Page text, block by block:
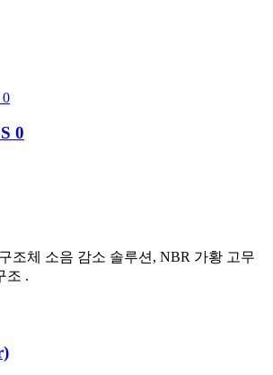
0
조체 소음 감소 솔루션, NBR 가황 고무
조 .